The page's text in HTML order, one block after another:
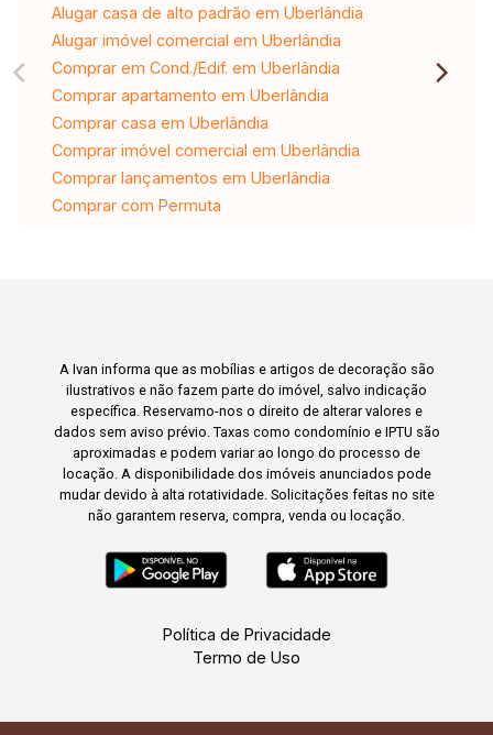
Alugar casa de alto padrão em Uberlândia
Alugar imóvel comercial em Uberlândia
Comprar em Cond./Edif. em Uberlândia
Comprar apartamento em Uberlândia
Comprar casa em Uberlândia
Comprar imóvel comercial em Uberlândia
Comprar lançamentos em Uberlândia
Comprar com Permuta
A Ivan informa que as mobílias e artigos de decoração são
ilustrativos e não fazem parte do imóvel, salvo indicação
específica. Reservamo-nos o direito de alterar valores e
dados sem aviso prévio. Taxas como condomínio e IPTU são
aproximadas e podem variar ao longo do processo de
locação. A disponibilidade dos imóveis anunciados pode
mudar devido à alta rotatividade. Solicitações feitas no site
não garantem reserva, compra, venda ou locação.
Política de Privacidade
Termo de Uso